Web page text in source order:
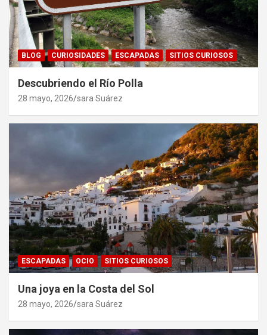
BLOG CURIOSIDADES ESCAPADAS SITIOS CURIOSOS
Descubriendo el Río Polla
28 mayo, 2026 sara Suárez
ESCAPADAS OCIO SITIOS CURIOSOS
Una joya en la Costa del Sol
28 mayo, 2026 sara Suárez